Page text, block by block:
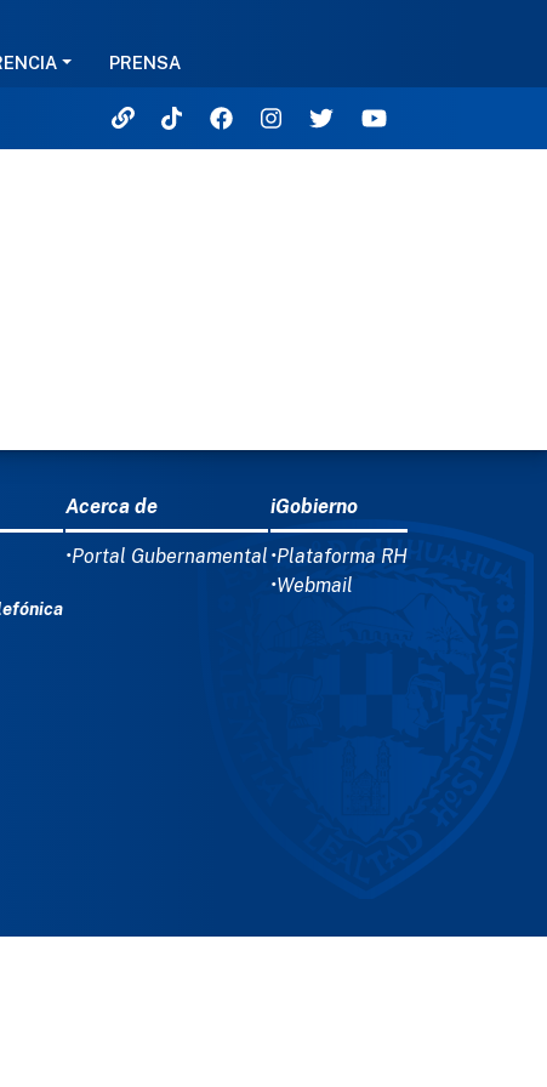
PRENSA
Acerca de
•Portal Gubernamental
iGobierno
•Plataforma RH
•Webmail